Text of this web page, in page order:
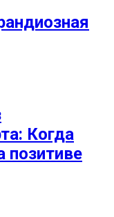
Когда
позитиве